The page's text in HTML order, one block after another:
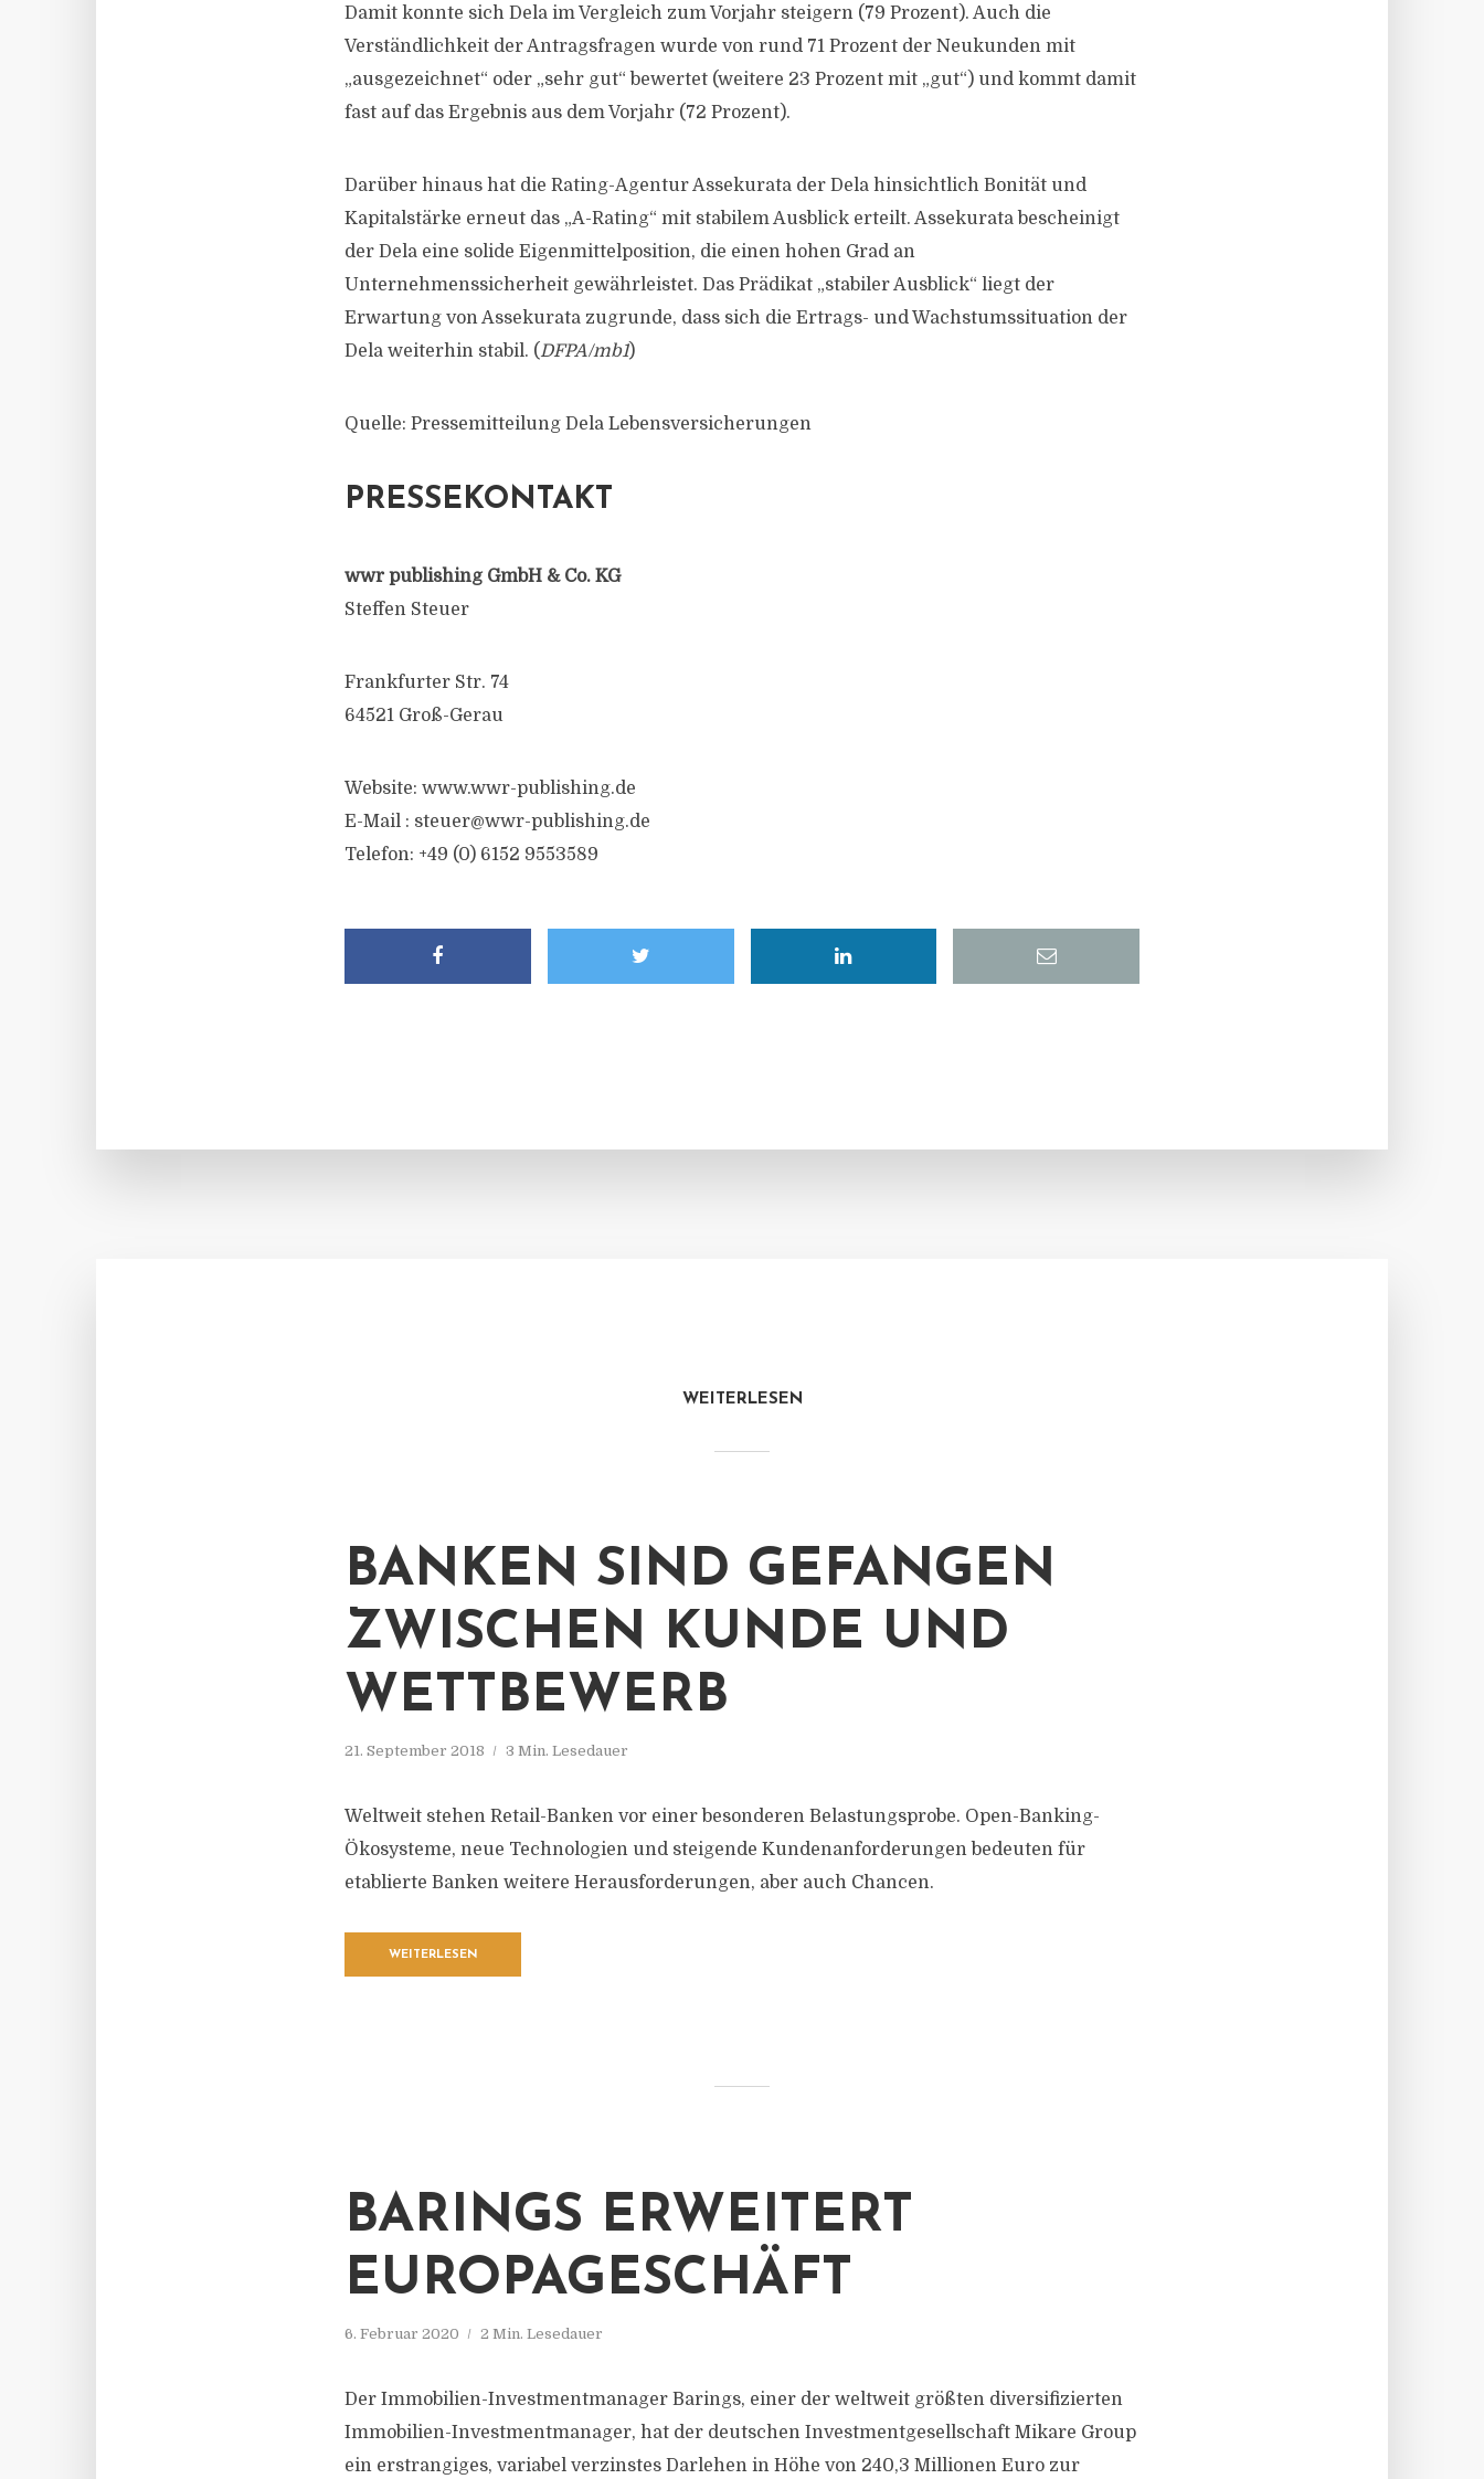
Damit konnte sich Dela im Vergleich zum Vorjahr steigern (79 Prozent). Auch die
Verständlichkeit der Antragsfragen wurde von rund 71 Prozent der Neukunden mit
„ausgezeichnet“ oder „sehr gut“ bewertet (weitere 23 Prozent mit „gut“) und kommt damit
fast auf das Ergebnis aus dem Vorjahr (72 Prozent).
Darüber hinaus hat die Rating-Agentur Assekurata der Dela hinsichtlich Bonität und
Kapitalstärke erneut das „A-Rating“ mit stabilem Ausblick erteilt. Assekurata bescheinigt
der Dela eine solide Eigenmittelposition, die einen hohen Grad an
Unternehmenssicherheit gewährleistet. Das Prädikat „stabiler Ausblick“ liegt der
Erwartung von Assekurata zugrunde, dass sich die Ertrags- und Wachstumssituation der
Dela weiterhin stabil. (DFPA/mb1)
Quelle: Pressemitteilung Dela Lebensversicherungen
PRESSEKONTAKT
wwr publishing GmbH & Co. KG
Steffen Steuer
Frankfurter Str. 74
64521 Groß-Gerau
Website: www.wwr-publishing.de
E-Mail : steuer@wwr-publishing.de
Telefon: +49 (0) 6152 9553589
WEITERLESEN
BANKEN SIND GEFANGEN
ZWISCHEN KUNDE UND
WETTBEWERB
21. September 2018 3 Min. Lesedauer
Weltweit stehen Retail-Banken vor einer besonderen Belastungsprobe. Open-Banking-
Ökosysteme, neue Technologien und steigende Kundenanforderungen bedeuten für
etablierte Banken weitere Herausforderungen, aber auch Chancen.
WEITERLESEN
BARINGS ERWEITERT
EUROPAGESCHÄFT
6. Februar 2020 2 Min. Lesedauer
Der Immobilien-Investmentmanager Barings, einer der weltweit größten diversifizierten
Immobilien-Investmentmanager, hat der deutschen Investmentgesellschaft Mikare Group
ein erstrangiges, variabel verzinstes Darlehen in Höhe von 240,3 Millionen Euro zur